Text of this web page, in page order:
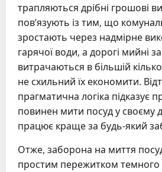
трапляються дрібні грошові
пов’язують із тим, що
зростають через надмірне
гарячої води, а дорогі мийні
витрачаються в більшій
не схильний їх економити.
прагматична логіка підказує
повинен мити посуд у своєму
працює краще за будь-який
Отже, заборона на миття
простим пережитком